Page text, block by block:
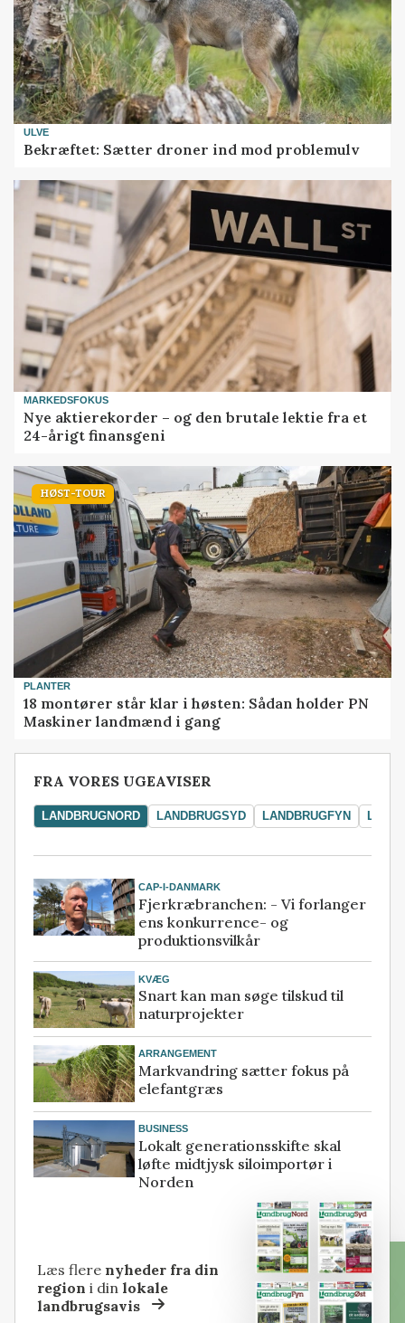
ULVE
Bekræftet: Sætter droner ind mod problemulv
MARKEDSFOKUS
Nye aktierekorder – og den brutale lektie fra et
24-årigt finansgeni
HØST-TOUR
PLANTER
18 montører står klar i høsten: Sådan holder PN
Maskiner landmænd i gang
FRA VORES UGEAVISER
LANDBRUGNORD LANDBRUGSYD LANDBRUGFYN
CAP-I-DANMARK
Fjerkræbranchen: - Vi forlanger
ens konkurrence- og
produktionsvilkår
KVÆG
Snart kan man søge tilskud til
naturprojekter
ARRANGEMENT
Markvandring sætter fokus på
elefantgræs
BUSINESS
Lokalt generationsskifte skal
løfte midtjysk siloimportør i
Norden
Læs flere nyheder fra din
region i dinlokale
landbrugsavis